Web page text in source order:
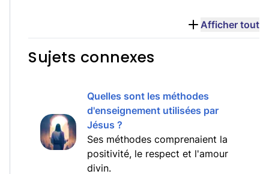
Afficher tout
Sujets connexes
Quelles sont les méthodes
d'enseignement utilisées par
Jésus ?
Ses méthodes comprenaient la
positivité, le respect et l'amour
divin.